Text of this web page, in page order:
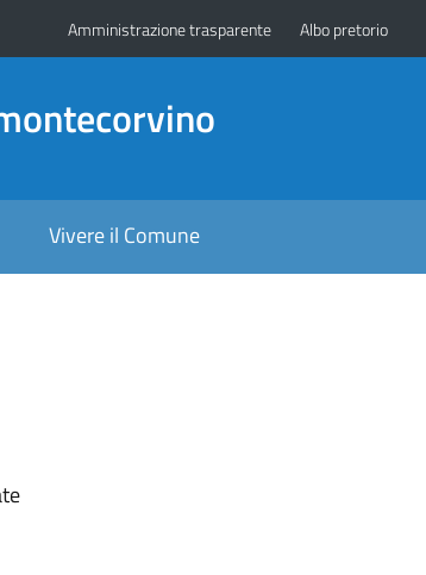
Amministrazione trasparente Albo pretorio
Vivere il Comune